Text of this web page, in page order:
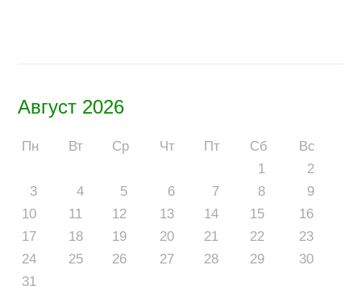
Август 2026
Пн Вт Ср Чт Пт Сб
Вс
1
2
3
4 5 6 7 8
9
10
11 12 13 14 15
16
17
18 19 20 21 22
23
24
25 26 27 28 29
30
31